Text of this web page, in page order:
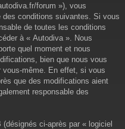
forum »), vous
des conditions suivantes. Si vous
de toutes les conditions
à « Autodiva ». Nous
quel moment et nous
bien que nous vous
vous-même. En effet, si vous
que des modifications aient
responsable des
ci-après par « logiciel